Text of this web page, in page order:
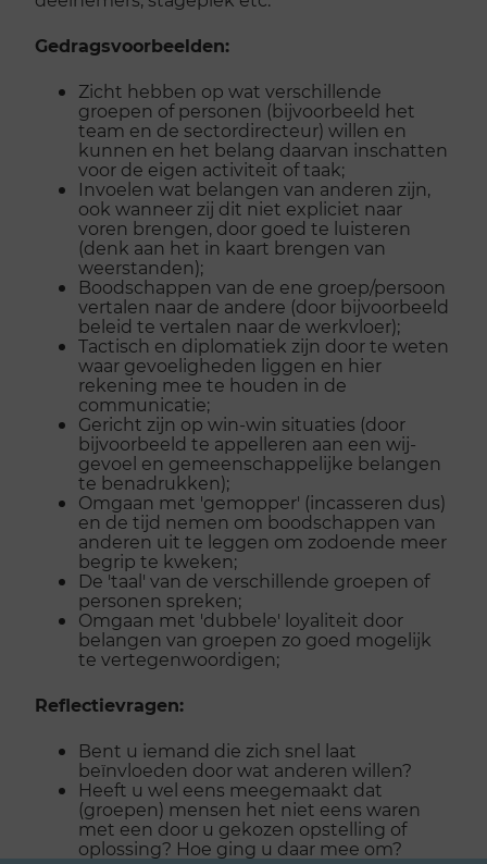
Gedragsvoorbeelden:
Zicht hebben op wat verschillende
groepen of personen (bijvoorbeeld het
team en de sectordirecteur) willen en
kunnen en het belang daarvan inschatten
voor de eigen activiteit of taak;
Invoelen wat belangen van anderen zijn,
ook wanneer zij dit niet expliciet naar
voren brengen, door goed te luisteren
(denk aan het in kaart brengen van
weerstanden);
Boodschappen van de ene groep/persoon
vertalen naar de andere (door bijvoorbeeld
beleid te vertalen naar de werkvloer);
Tactisch en diplomatiek zijn door te weten
waar gevoeligheden liggen en hier
rekening mee te houden in de
communicatie;
Gericht zijn op win-win situaties (door
bijvoorbeeld te appelleren aan een wij-
gevoel en gemeenschappelijke belangen
te benadrukken);
Omgaan met 'gemopper' (incasseren dus)
en de tijd nemen om boodschappen van
anderen uit te leggen om zodoende meer
begrip te kweken;
De 'taal' van de verschillende groepen of
personen spreken;
Omgaan met 'dubbele' loyaliteit door
belangen van groepen zo goed mogelijk
te vertegenwoordigen;
Reflectievragen:
Bent u iemand die zich snel laat
beïnvloeden door wat anderen willen?
Heeft u wel eens meegemaakt dat
(groepen) mensen het niet eens waren
met een door u gekozen opstelling of
oplossing? Hoe ging u daar mee om?